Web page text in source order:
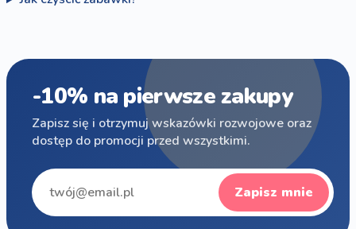
-10% na pierwsze zakupy
Zapisz się i otrzymuj wskazówki rozwojowe oraz
dostęp do promocji przed wszystkimi.
Zapisz mnie